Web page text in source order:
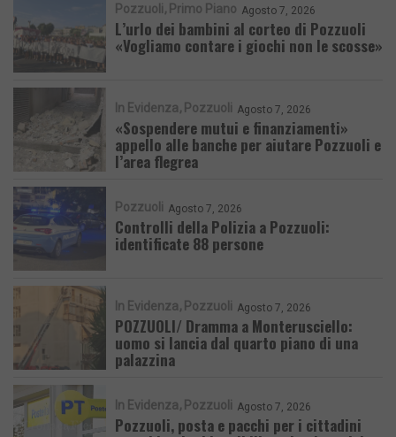
Pozzuoli Primo Piano Agosto 7, 2026
L’urlo dei bambini al corteo di Pozzuoli
«Vogliamo contare i giochi non le scosse»
In Evidenza Pozzuoli Agosto 7, 2026
«Sospendere mutui e finanziamenti»
appello alle banche per aiutare Pozzuoli e
l’area flegrea
Pozzuoli Agosto 7, 2026
Controlli della Polizia a Pozzuoli:
identificate 88 persone
In Evidenza Pozzuoli Agosto 7, 2026
POZZUOLI/ Dramma a Monterusciello:
uomo si lancia dal quarto piano di una
palazzina
In Evidenza Pozzuoli Agosto 7, 2026
Pozzuoli, posta e pacchi per i cittadini